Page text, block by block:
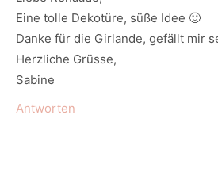
Eine tolle Dekotüre, süße Idee 🙂
Danke für die Girlande, gefällt mir
Herzliche Grüsse,
Sabine
Antworten